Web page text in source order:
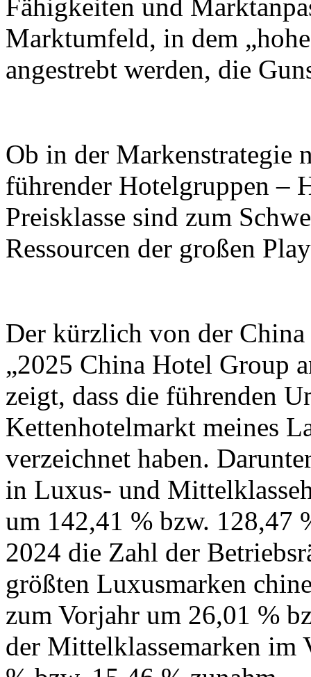
Fähigkeiten und
Marktumfeld, in dem
angestrebt werden, die
Ob in der Markenstrategie
führender Hotelgruppen –
Preisklasse sind zum
Ressourcen der großen
Der kürzlich von der
„2025 China Hotel Group
zeigt, dass die führenden
Kettenhotelmarkt meines
verzeichnet haben.
in Luxus- und
um 142,41 % bzw. 128,47
2024 die Zahl der
größten Luxusmarken
zum Vorjahr um 26,01 %
der Mittelklassemarken im